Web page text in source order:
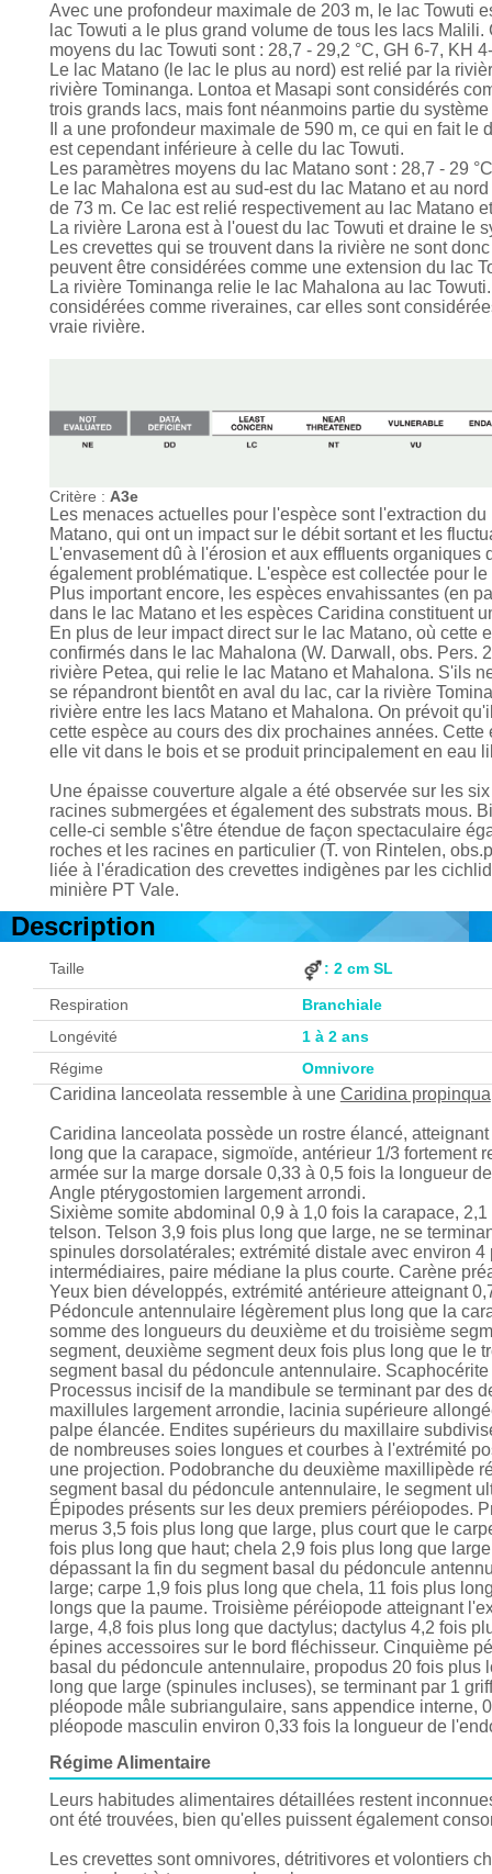
Avec une profondeur maximale de 203 m, le lac Towuti
lac Towuti a le plus grand volume de tous les lacs
moyens du lac Towuti sont : 28,7 - 29,2 °C, GH 6-7, KH
Le lac Matano (le lac le plus au nord) est relié par la
rivière Tominanga. Lontoa et Masapi sont considérés
trois grands lacs, mais font néanmoins partie du
Il a une profondeur maximale de 590 m, ce qui en fait
est cependant inférieure à celle du lac Towuti.
Les paramètres moyens du lac Matano sont : 28,7 - 29
Le lac Mahalona est au sud-est du lac Matano et au
de 73 m. Ce lac est relié respectivement au lac Matano
La rivière Larona est à l'ouest du lac Towuti et draine le
Les crevettes qui se trouvent dans la rivière ne sont
peuvent être considérées comme une extension du lac
La rivière Tominanga relie le lac Mahalona au lac
considérées comme riveraines, car elles sont
vraie rivière.
Critère : A3e
Les menaces actuelles pour l'espèce sont l'extraction
Matano, qui ont un impact sur le débit sortant et les
L'envasement dû à l'érosion et aux effluents
également problématique. L'espèce est collectée pour
Plus important encore, les espèces envahissantes (en
dans le lac Matano et les espèces Caridina constituent
En plus de leur impact direct sur le lac Matano, où
confirmés dans le lac Mahalona (W. Darwall, obs. Pers.
rivière Petea, qui relie le lac Matano et Mahalona. S'ils
se répandront bientôt en aval du lac, car la rivière
rivière entre les lacs Matano et Mahalona. On prévoit
cette espèce au cours des dix prochaines années.
elle vit dans le bois et se produit principalement en eau
Une épaisse couverture algale a été observée sur les
racines submergées et également des substrats mous.
celle-ci semble s'être étendue de façon spectaculaire
roches et les racines en particulier (T. von Rintelen,
liée à l'éradication des crevettes indigènes par les
minière PT Vale.
Description
Taille : 2 cm SL
Respiration
Branchiale
Longévité
1 à 2 ans
Régime
Omnivore
Caridina lanceolata ressemble à une Caridina propinqua
Caridina lanceolata possède un rostre élancé,
long que la carapace, sigmoïde, antérieur 1/3 fortement
armée sur la marge dorsale 0,33 à 0,5 fois la longueur
Angle ptérygostomien largement arrondi.
Sixième somite abdominal 0,9 à 1,0 fois la carapace,
telson. Telson 3,9 fois plus long que large, ne se
spinules dorsolatérales; extrémité distale avec environ
intermédiaires, paire médiane la plus courte. Carène
Yeux bien développés, extrémité antérieure atteignant
Pédoncule antennulaire légèrement plus long que la
somme des longueurs du deuxième et du troisième
segment, deuxième segment deux fois plus long que le
segment basal du pédoncule antennulaire.
Processus incisif de la mandibule se terminant par des
maxillules largement arrondie, lacinia supérieure
palpe élancée. Endites supérieurs du maxillaire
de nombreuses soies longues et courbes à l'extrémité
une projection. Podobranche du deuxième maxillipède
segment basal du pédoncule antennulaire, le segment
Épipodes présents sur les deux premiers péréiopodes.
merus 3,5 fois plus long que large, plus court que le
fois plus long que haut; chela 2,9 fois plus long que
dépassant la fin du segment basal du pédoncule
large; carpe 1,9 fois plus long que chela, 11 fois plus
longs que la paume. Troisième péréiopode atteignant
large, 4,8 fois plus long que dactylus; dactylus 4,2 fois
épines accessoires sur le bord fléchisseur. Cinquième
basal du pédoncule antennulaire, propodus 20 fois
long que large (spinules incluses), se terminant par 1
pléopode mâle subriangulaire, sans appendice interne,
pléopode masculin environ 0,33 fois la longueur de
Régime Alimentaire
Leurs habitudes alimentaires détaillées restent
ont été trouvées, bien qu'elles puissent également
Les crevettes sont omnivores, détritivores et volontiers